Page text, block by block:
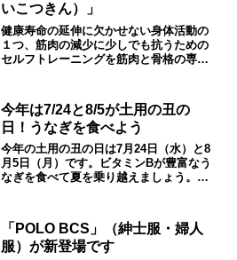
いこつきん）」
健康寿命の延伸に欠かせない身体活動の
１つ、筋肉の減少に少しでも抗うための
セルフトレーニングを筋肉と骨格の専門
アファッション通販ショップ「アトラン
ダム」
今年は7/24と8/5が土用の丑の
日！うなぎを食べよう
今年の土用の丑の日は7月24日（水）と8
月5日（月）です。ビタミンBが豊富なう
なぎを食べて夏を乗り越えましょう。｜
「POLO BCS」（紳士服・婦人
服）が新登場です